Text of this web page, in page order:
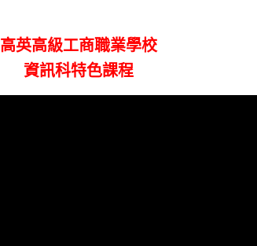
高英高級工商職業學校
資訊科特色課程